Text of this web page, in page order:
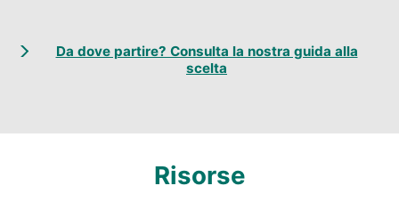
Da dove partire? Consulta la nostra guida alla
scelta
Risorse